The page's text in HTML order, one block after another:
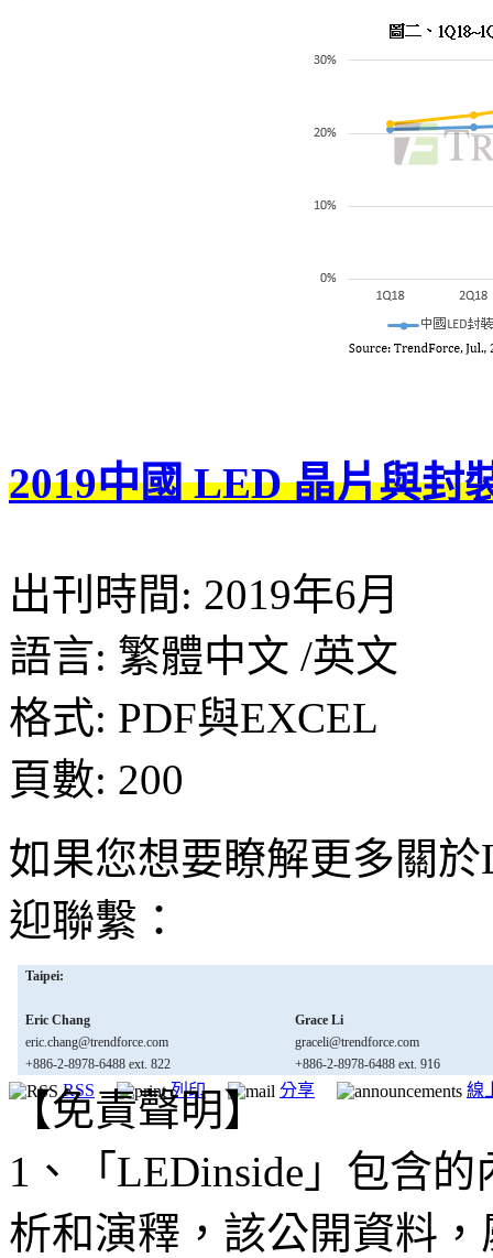
2019中國 LED 晶片與封
出刊時間: 2019年6月
語言: 繁體中文 /英文
格式: PDF與EXCEL
頁數: 200
如果您想要瞭解更多關
迎聯繫：
Taipei:
Eric Chang
eric.chang@trendforce.com
+886-2-8978-6488 ext. 822
Grace Li
graceli@trendforce.com
+886-2-8978-6488 ext. 916
RSS 列印 分享 線
【免責聲明】
1、「LEDinside」包含
析和演釋，該公開資料